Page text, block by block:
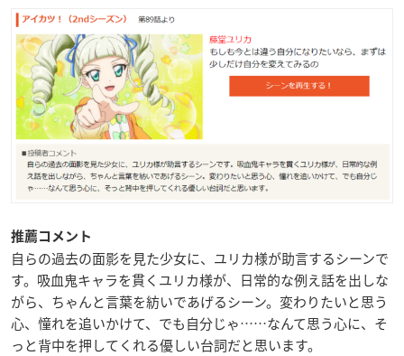
推薦コメント
自らの過去の面影を見た少女に、ユリカ様が助言するシーンで
す。吸血鬼キャラを貫くユリカ様が、日常的な例え話を出しな
がら、ちゃんと言葉を紡いであげるシーン。変わりたいと思う
心、憧れを追いかけて、でも自分じゃ……なんて思う心に、そ
っと背中を押してくれる優しい台詞だと思います。